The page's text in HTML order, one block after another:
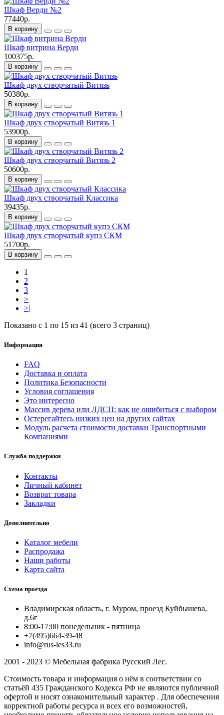
Шкаф Верди №2
77440р.
В корзину
Шкаф витрина Верди
100375р.
В корзину
Шкаф двух створчатый Витязь
50380р.
В корзину
Шкаф двух створчатый Витязь 1
53900р.
В корзину
Шкаф двух створчатый Витязь 2
50600р.
В корзину
Шкаф двух створчатый Классика
39435р.
В корзину
Шкаф двух створчатый купэ СКМ
51700р.
В корзину
1
2
3
>
>|
Показано с 1 по 15 из 41 (всего 3 страниц)
Информация
FAQ
Доставка и оплата
Политика Безопасности
Условия соглашения
Это интересно
Массив дерева или ЛДСП: как не ошибиться с выбором
Остерегайтесь низких цен на других сайтах
Модуль расчета стоимости доставки Транспортными
Компаниями
Служба поддержки
Контакты
Личный кабинет
Возврат товара
Закладки
Дополнительно
Каталог мебели
Распродажа
Наши работы
Карта сайта
Схема проезда
Владимирская область, г. Муром, проезд Куйбышева,
д.6г
8:00-17:00 понедельник - пятница
+7(495)664-39-48
info@rus-les33.ru
2001 - 2023 © Мебельная фабрика Русский Лес.
Стоимость товара и информация о нём в соответствии со
статьёй 435 Гражданского Кодекса РФ не являются публичной
офертой и носят ознакомительный характер . Для обеспечения
корректной работы ресурса и всех его возможностей,